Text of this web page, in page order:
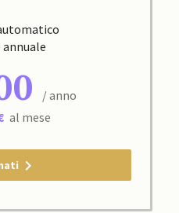
annuale
/ anno
al mese